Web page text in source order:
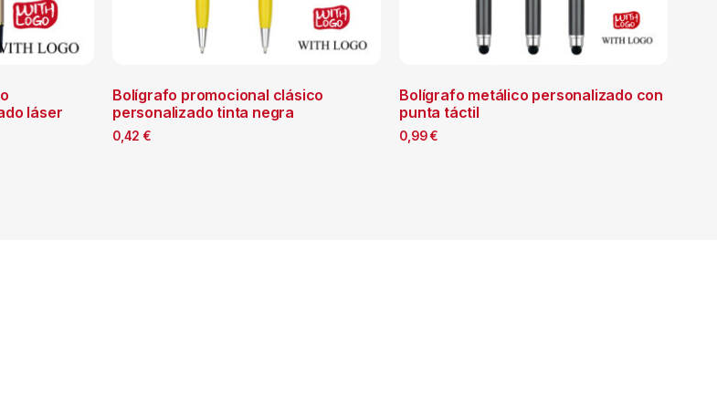
láser
Bolígrafo promocional clásico
personalizado tinta negra
0,42 €
Bolígrafo metálico personalizado con
punta táctil
0,99€